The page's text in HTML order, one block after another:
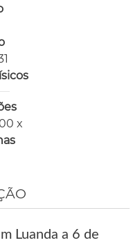
x
Luanda a 6 de